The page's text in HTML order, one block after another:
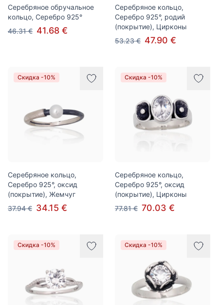
Серебряное обручальное
кольцо, Серебро 925°
46.31 € 41.68 €
Серебряное кольцо,
Серебро 925°, родий
(покрытие), Цирконы
53.23 € 47.90 €
Скидка -10%
Серебряное кольцо,
Серебро 925°, оксид
(покрытие), Жемчуг
37.94 € 34.15 €
Скидка -10%
Серебряное кольцо,
Серебро 925°, оксид
(покрытие), Цирконы
77.81 € 70.03 €
Скидка -10% Скидка -10%